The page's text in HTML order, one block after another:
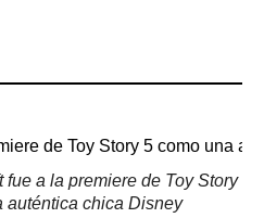
fue a la premiere de Toy Story
auténtica chica Disney